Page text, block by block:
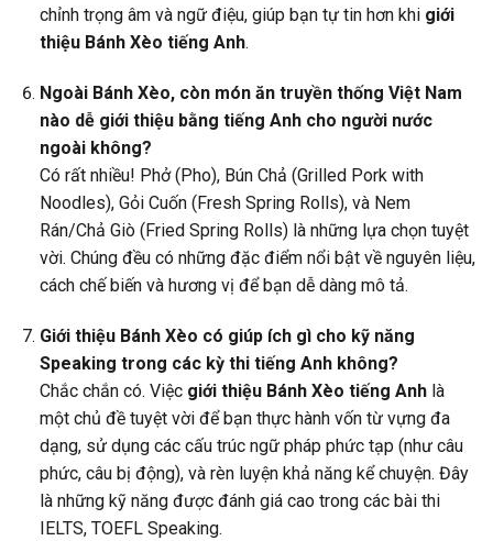
chỉnh trọng âm và ngữ điệu, giúp bạn tự tin hơn khi giới
thiệu Bánh Xèo tiếng Anh.
Ngoài Bánh Xèo, còn món ăn truyền thống Việt Nam
nào dễ giới thiệu bằng tiếng Anh cho người nước
ngoài không?
Có rất nhiều! Phở (Pho), Bún Chả (Grilled Pork with
Noodles), Gỏi Cuốn (Fresh Spring Rolls), và Nem
Rán/Chả Giò (Fried Spring Rolls) là những lựa chọn tuyệt
vời. Chúng đều có những đặc điểm nổi bật về nguyên liệu,
cách chế biến và hương vị để bạn dễ dàng mô tả.
Giới thiệu Bánh Xèo có giúp ích gì cho kỹ năng
Speaking trong các kỳ thi tiếng Anh không?
Chắc chắn có. Việc giới thiệu Bánh Xèo tiếng Anhlà
một chủ đề tuyệt vời để bạn thực hành vốn từ vựng đa
dạng, sử dụng các cấu trúc ngữ pháp phức tạp (như câu
phức, câu bị động), và rèn luyện khả năng kể chuyện. Đây
là những kỹ năng được đánh giá cao trong các bài thi
IELTS, TOEFL Speaking.